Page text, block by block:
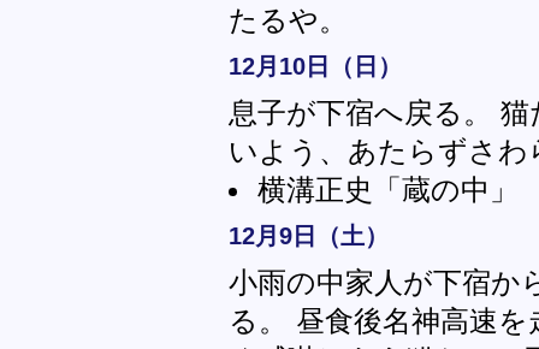
たるや。
12月10日（日）
息子が下宿へ戻る。
いよう、あたらずさわ
横溝正史「蔵の中」
12月9日（土）
小雨の中家人が下宿か
る。 昼食後名神高速